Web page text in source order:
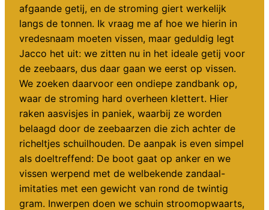
afgaande getij, en de stroming giert werkelijk
langs de tonnen. Ik vraag me af hoe we hierin in
vredesnaam moeten vissen, maar geduldig legt
Jacco het uit: we zitten nu in het ideale getij voor
de zeebaars, dus daar gaan we eerst op vissen.
We zoeken daarvoor een ondiepe zandbank op,
waar de stroming hard overheen klettert. Hier
raken aasvisjes in paniek, waarbij ze worden
belaagd door de zeebaarzen die zich achter de
richeltjes schuilhouden. De aanpak is even simpel
als doeltreffend: De boot gaat op anker en we
vissen werpend met de welbekende zandaal-
imitaties met een gewicht van rond de twintig
gram. Inwerpen doen we schuin stroomopwaarts,